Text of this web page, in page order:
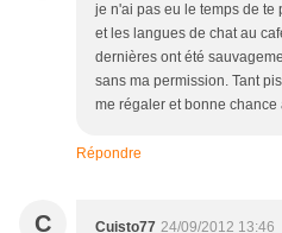
je n'ai pas eu le temps de te
et les langues de chat au
dernières ont été
sans ma permission. Tant
me régaler et bonne chance
Répondre
C Cuisto77 24/09/2012 13:46